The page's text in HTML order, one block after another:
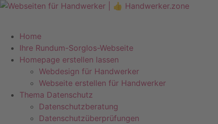
Zum
Home
Ihre Rundum-Sorglos-Webseite
Homepage erstellen lassen
Webdesign für Handwerker
Webseite erstellen für Handwerker
Thema Datenschutz
Datenschutzberatung
Datenschutzüberprüfungen